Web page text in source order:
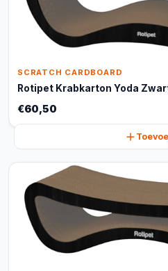
SCRATCH CARDBOARD
Rotipet Krabkarton Yoda
€60,50